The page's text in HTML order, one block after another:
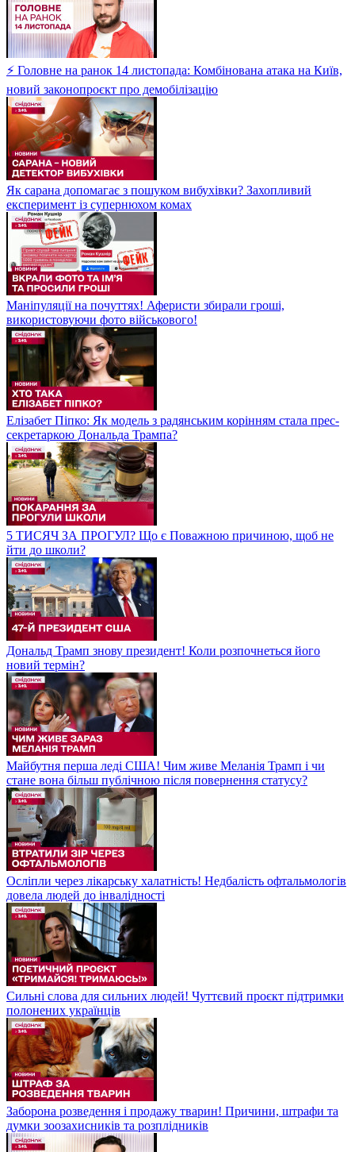
⚡ Головне на ранок 14 листопада: Комбінована атака на Київ,
новий законопроєкт про демобілізацію
Як сарана допомагає з пошуком вибухівки? Захопливий
експеримент із супернюхом комах
Маніпуляції на почуттях! Аферисти збирали гроші,
використовуючи фото військового!
Елізабет Піпко: Як модель з радянським корінням стала прес-
секретаркою Дональда Трампа?
5 ТИСЯЧ ЗА ПРОГУЛ? Що є Поважною причиною, щоб не
йти до школи?
Дональд Трамп знову президент! Коли розпочнеться його
новий термін?
Майбутня перша леді США! Чим живе Меланія Трамп і чи
стане вона більш публічною після повернення статусу?
Осліпли через лікарську халатність! Недбалість офтальмологів
довела людей до інвалідності
Сильні слова для сильних людей! Чуттєвий проєкт підтримки
полонених українців
Заборона розведення і продажу тварин! Причини, штрафи та
думки зоозахисників та розплідників